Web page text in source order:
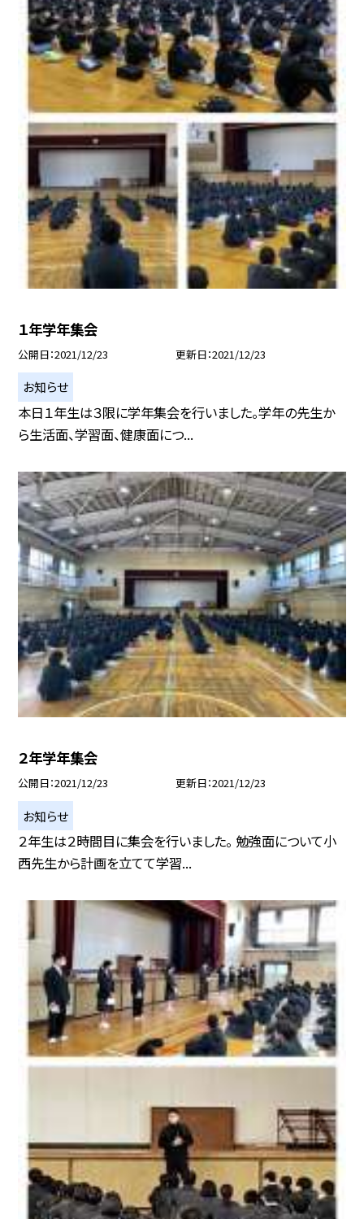
１年学年集会
公開日 2021/12/23 更新日 2021/12/23
お知らせ
本日１年生は３限に学年集会を行いました。学年の先生か
ら生活面、学習面、健康面につ...
２年学年集会
公開日 2021/12/23 更新日 2021/12/23
お知らせ
２年生は２時間目に集会を行いました。 勉強面について小
西先生から計画を立てて学習...